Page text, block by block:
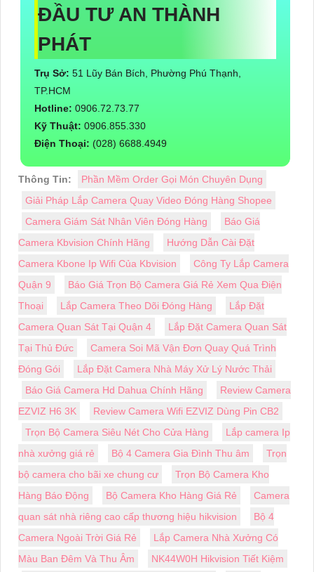
ĐẦU TƯ AN THÀNH
PHÁT
Trụ Sở: 51 Lũy Bán Bích, Phường Phú Thạnh,
TP.HCM
Hotline: 0906.72.73.77
Kỹ Thuật: 0906.855.330
Điện Thoại: (028) 6688.4949
Thông Tin:
Phần Mềm Order Gọi Món Chuyên Dụng
Giải Pháp Lắp Camera Quay Video Đóng Hàng Shopee
Camera Giám Sát Nhân Viên Đóng Hàng
Báo Giá
Camera Kbvision Chính Hãng
Hướng Dẫn Cài Đặt
Camera Kbone Ip Wifi Của Kbvision
Công Ty Lắp Camera
Quận 9
Báo Giá Trọn Bộ Camera Giá Rẻ Xem Qua Điện
Thoại
Lắp Camera Theo Dõi Đóng Hàng
Lắp Đặt
Camera Quan Sát Tại Quận 4
Lắp Đặt Camera Quan Sát
Tại Thủ Đức
Camera Soi Mã Vận Đơn Quay Quá Trình
Đóng Gói
Lắp Đặt Camera Nhà Máy Xử Lý Nước Thải
Báo Giá Camera Hd Dahua Chính Hãng
Review Camera
EZVIZ H6 3K
Review Camera Wifi EZVIZ Dùng Pin CB2
Trọn Bộ Camera Siêu Nét Cho Cửa Hàng
Lắp camera Ip
nhà xưởng giá rẻ
Bộ 4 Camera Gia Đình Thu âm
Trọn
bộ camera cho bãi xe chung cư
Trọn Bộ Camera Kho
Hàng Báo Động
Bộ Camera Kho Hàng Giá Rẻ
Camera
quan sát nhà riêng cao cấp thương hiệu hikvision
Bộ 4
Camera Ngoài Trời Giá Rẻ
Lắp Camera Nhà Xưởng Có
Màu Ban Đêm Và Thu Âm
NK44W0H Hikvision Tiết Kiệm